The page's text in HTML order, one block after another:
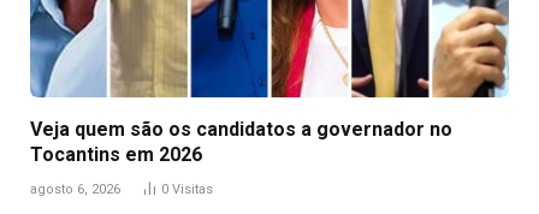
Veja quem são os candidatos a governador no
Tocantins em 2026
agosto 6, 2026 0 Visitas